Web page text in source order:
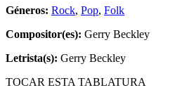
Géneros: Rock, Pop, Folk
Compositor(es): Gerry Beckley
Letrista(s): Gerry Beckley
TOCAR ESTA TABLATURA